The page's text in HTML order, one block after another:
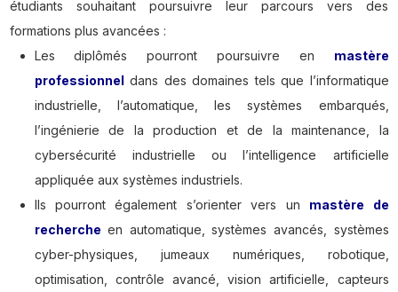
étudiants souhaitant poursuivre leur parcours vers des
formations plus avancées :
Les diplômés pourront poursuivre en mastère
professionnel dans des domaines tels que l’informatique
industrielle, l’automatique, les systèmes embarqués,
l’ingénierie de la production et de la maintenance, la
cybersécurité industrielle ou l’intelligence artificielle
appliquée aux systèmes industriels.
Ils pourront également s’orienter vers un mastère de
recherche en automatique, systèmes avancés, systèmes
cyber-physiques, jumeaux numériques, robotique,
optimisation, contrôle avancé, vision artificielle, capteurs